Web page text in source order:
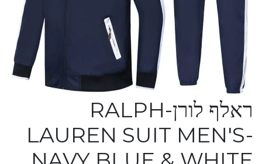
ראלף לורן-RALPH
LAUREN SUIT MEN'S-